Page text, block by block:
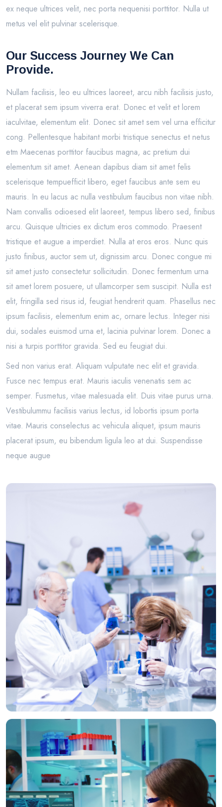
ex neque ultrices velit, nec porta nequenisi porttitor. Nulla ut
metus vel elit pulvinar scelerisque.
Our Success Journey We Can
Provide.
Nullam facilisis, leo eu ultrices laoreet, arcu nibh facilisis justo,
et placerat sem ipsum viverra erat. Donec et velit et lorem
iaculvitae, elementum elit. Donec sit amet sem vel urna efficitur
cong. Pellentesque habitant morbi tristique senectus et netus
etm Maecenas porttitor faucibus magna, ac pretium dui
elementum sit amet. Aenean dapibus diam sit amet felis
scelerisque tempuefficit libero, eget faucibus ante sem eu
mauris. In eu lacus ac nulla vestibulum faucibus non vitae nibh.
Nam convallis odioesed elit laoreet, tempus libero sed, finibus
arcu. Quisque ultricies ex dictum eros commodo. Praesent
tristique et augue a imperdiet. Nulla at eros eros. Nunc quis
justo finibus, auctor sem ut, dignissim arcu. Donec congue mi
sit amet justo consectetur sollicitudin. Donec fermentum urna
sit amet lorem posuere, ut ullamcorper sem suscipit. Nulla est
elit, fringilla sed risus id, feugiat hendrerit quam. Phasellus nec
ipsum facilisis, elementum enim ac, ornare lectus. Integer nisi
dui, sodales euismod urna et, lacinia pulvinar lorem. Donec a
nisi a turpis porttitor gravida. Sed eu feugiat dui.
Sed non varius erat. Aliquam vulputate nec elit et gravida.
Fusce nec tempus erat. Mauris iaculis venenatis sem ac
semper. Fusmetus, vitae malesuada elit. Duis vitae purus urna.
Vestibulummu facilisis varius lectus, id lobortis ipsum porta
vitae. Mauris conselectus ac vehicula aliquet, ipsum mauris
placerat ipsum, eu bibendum ligula leo at dui. Suspendisse
neque augue